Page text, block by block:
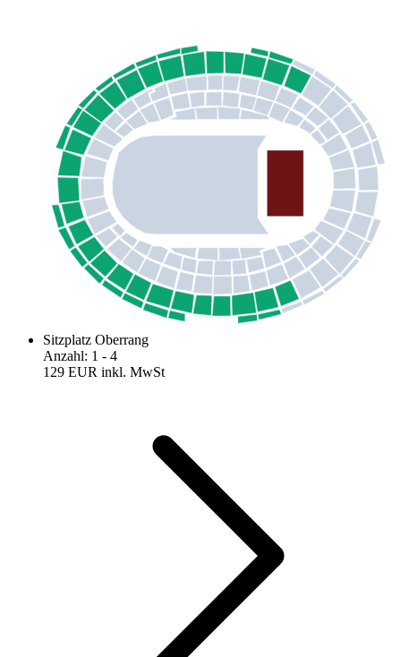
Sitzplatz Oberrang
Anzahl: 1 - 4
129 EUR inkl. MwSt